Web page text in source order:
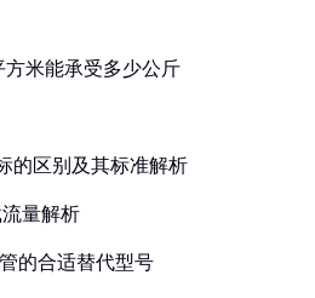
米能承受多少公斤
的区别及其标准解析
量解析
的合适替代型号